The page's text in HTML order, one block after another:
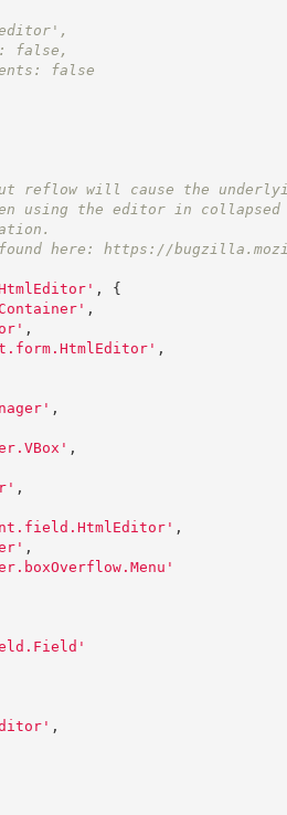
false,
false
reflow will cause the
using the editor in
here: https://
' ,
{
' ,
' ,
' ,
' ,
' ,
' ,
' ,
' ,
'
'
' ,